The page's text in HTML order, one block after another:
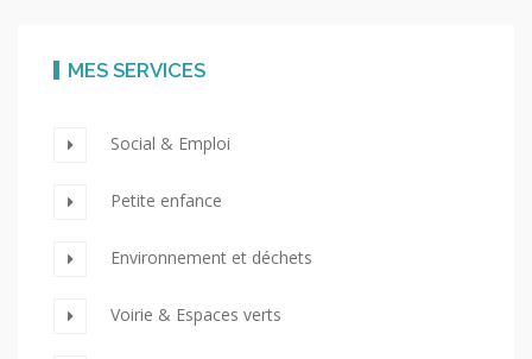
MES SERVICES
Social & Emploi
Petite enfance
Environnement et déchets
Voirie & Espaces verts